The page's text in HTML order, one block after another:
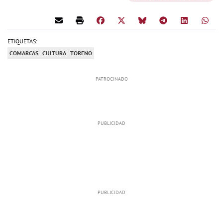
ETIQUETAS:
COMARCAS CULTURA TORENO